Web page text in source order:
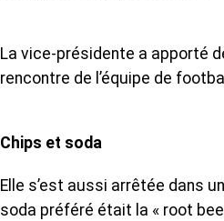
La vice-présidente a apporté
rencontre de l’équipe de
Chips et soda
Elle s’est aussi arrêtée dans
soda préféré était la « root